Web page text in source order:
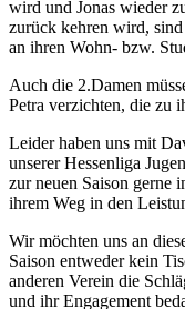
wird und Jonas wieder
zurück kehren wird,
an ihren Wohn- bzw.
Auch die 2.Damen
Petra verzichten, die zu
Leider haben uns mit
unserer Hessenliga
zur neuen Saison gerne
ihrem Weg in den
Wir möchten uns an
Saison entweder kein
anderen Verein die
und ihr Engagement